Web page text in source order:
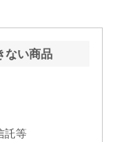
ない商品
託等